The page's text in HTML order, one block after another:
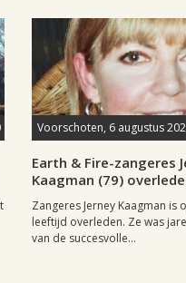
Voorschoten, 6 augustus
Earth & Fire-zangeres
Kaagman (79)
Zangeres Jerney Kaagman is
leeftijd overleden. Ze was
van de succesvolle...